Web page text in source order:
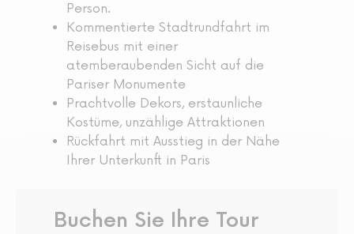
Person.
Kommentierte Stadtrundfahrt im
Reisebus mit einer
atemberaubenden Sicht auf die
Pariser Monumente
Prachtvolle Dekors, erstaunliche
Kostüme, unzählige Attraktionen
Rückfahrt mit Ausstieg in der Nähe
Ihrer Unterkunft in Paris
Buchen Sie Ihre Tour